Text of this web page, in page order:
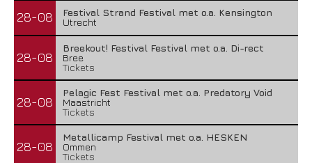
28-08
Festival Strand Festival met o.a. Kensington
Utrecht
28-08
Breekout! Festival Festival met o.a. Di-rect
Bree
Tickets
28-08
Pelagic Fest Festival met o.a. Predatory Void
Maastricht
Tickets
28-08
Metallicamp Festival met o.a. HESKEN
Ommen
Tickets